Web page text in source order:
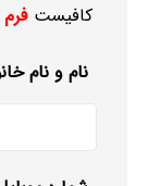
کافیستفرم
نام و نام